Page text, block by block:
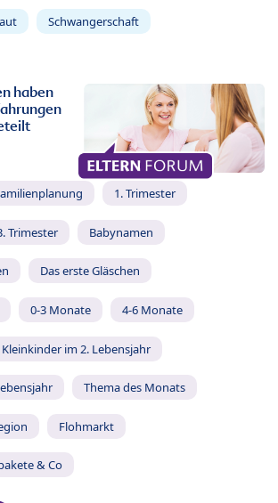
Schwangerschaft
haben
1. Trimester
Trimester Babynamen
Das erste Gläschen
0-3 Monate 4-6 Monate
Kleinkinder im 2. Lebensjahr
Thema des Monats
Flohmarkt
& Co